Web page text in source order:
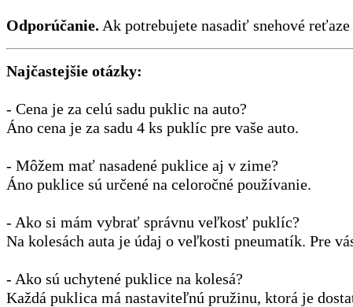
Odporúčanie. Ak potrebujete nasadiť snehové
Najčastejšie otázky:
- Cena je za celú sadu puklic na auto?
Áno cena je za sadu 4 ks puklíc pre vaše auto.
- Môžem mať nasadené puklice aj v zime?
Áno puklice sú určené na celoročné používanie.
- Ako si mám vybrať správnu veľkosť puklíc?
Na kolesách auta je údaj o veľkosti pneumatík. Pre
- Ako sú uchytené puklice na kolesá?
Každá puklica má nastaviteľnú pružinu, ktorá je